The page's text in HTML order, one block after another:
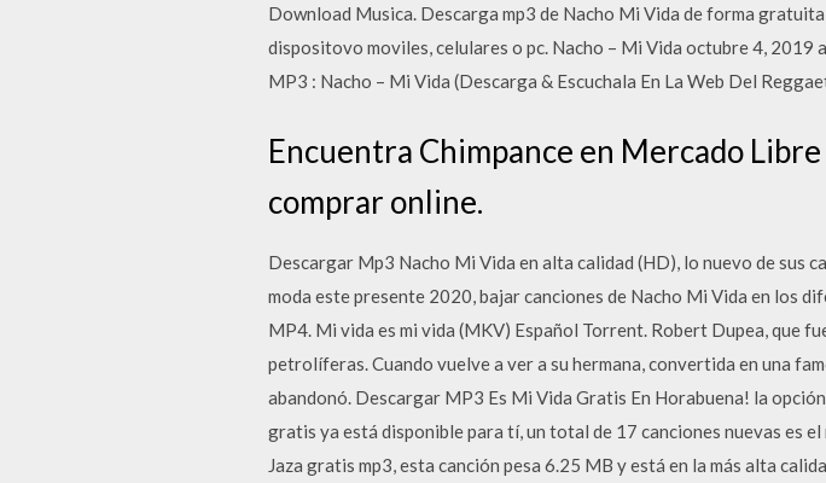
Download Musica. Descarga mp3 de Nacho Mi Vida de forma
dispositovo moviles, celulares o pc. Nacho – Mi Vida octubre 4, 2019
MP3 : Nacho – Mi Vida (Descarga & Escuchala En La Web Del
Encuentra Chimpance en Mercado
comprar online.
Descargar Mp3 Nacho Mi Vida en alta calidad (HD), lo nuevo de sus
moda este presente 2020, bajar canciones de Nacho Mi Vida en los
MP4. Mi vida es mi vida (MKV) Español Torrent. Robert Dupea, que
petrolíferas. Cuando vuelve a ver a su hermana, convertida en una
abandonó. Descargar MP3 Es Mi Vida Gratis En Horabuena! la
gratis ya está disponible para tí, un total de 17 canciones nuevas es
Jaza gratis mp3, esta canción pesa 6.25 MB y está en la más alta